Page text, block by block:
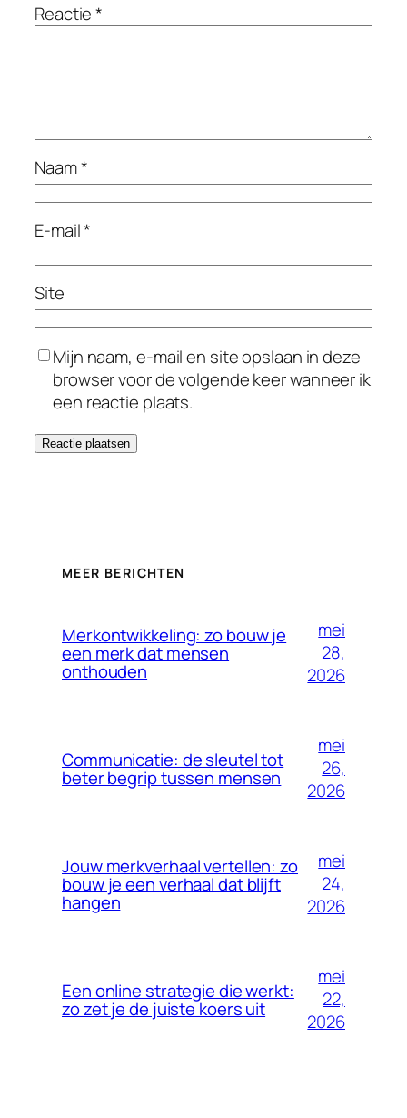
Reactie*
Naam*
E-mail*
Site
Mijn naam, e-mail en site opslaan in deze
browser voor de volgende keer wanneer ik
een reactie plaats.
MEER BERICHTEN
Merkontwikkeling: zo bouw je
een merk dat mensen
onthouden
mei
28,
2026
Communicatie: de sleutel tot
beter begrip tussen mensen
mei
26,
2026
Jouw merkverhaal vertellen: zo
bouw je een verhaal dat blijft
hangen
mei
24,
2026
Een online strategie die werkt:
zo zet je de juiste koers uit
mei
22,
2026